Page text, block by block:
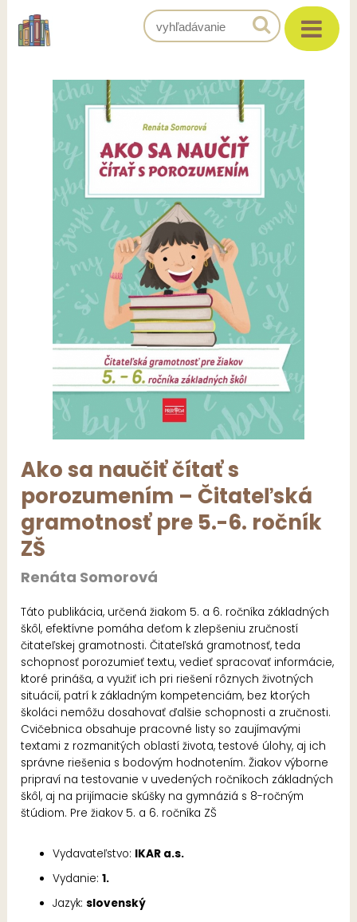
Ako sa naučiť čítať s
porozumením – Čitateľská
gramotnosť pre 5.-6. ročník
ZŠ
Renáta Somorová
Táto publikácia, určená žiakom 5. a 6. ročníka základných
škôl, efektívne pomáha deťom k zlepšeniu zručností
čitateľskej gramotnosti. Čitateľská gramotnosť, teda
schopnosť porozumieť textu, vedieť spracovať informácie,
ktoré prináša, a využiť ich pri riešení rôznych životných
situácií, patrí k základným kompetenciám, bez ktorých
školáci nemôžu dosahovať ďalšie schopnosti a zručnosti.
Cvičebnica obsahuje pracovné listy so zaujímavými
textami z rozmanitých oblastí života, testové úlohy, aj ich
správne riešenia s bodovým hodnotením. Žiakov výborne
pripraví na testovanie v uvedených ročníkoch základných
škôl, aj na prijímacie skúšky na gymnáziá s 8-ročným
štúdiom. Pre žiakov 5. a 6. ročníka ZŠ
Vydavateľstvo: IKAR a.s.
Vydanie:1.
Jazyk:slovenský